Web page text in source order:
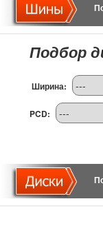
Подбор
Ширина:
PCD: